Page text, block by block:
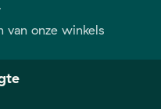
van onze winkels